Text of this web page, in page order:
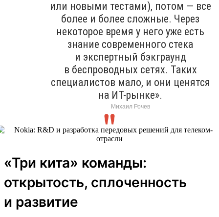
или новыми тестами), потом — все
более и более сложные. Через
некоторое время у него уже есть
знание современного стека
и экспертный бэкграунд
в беспроводных сетях. Таких
специалистов мало, и они ценятся
на ИТ-рынке».
Михаил Рочев
«Три кита» команды:
открытость, сплоченность
и развитие